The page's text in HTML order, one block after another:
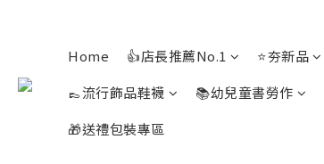
Home 👍店長推薦No.1 ⭐夯新品
👞流行飾品鞋襪
📚幼兒童書勞作
🎁送禮包裝專區